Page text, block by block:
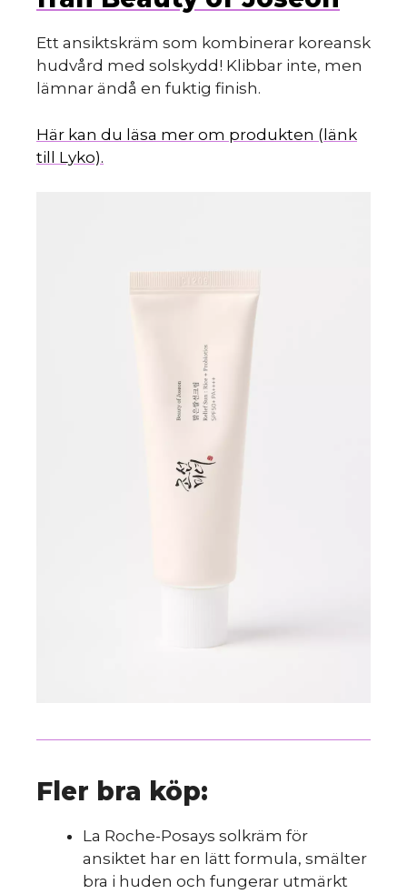
Ett ansiktskräm som kombinerar koreansk
hudvård med solskydd! Klibbar inte, men
lämnar ändå en fuktig finish.
Här kan du läsa mer om produkten (länk
till Lyko).
Fler bra köp:
La Roche-Posays solkräm för
ansiktet har en lätt formula, smälter
bra i huden och fungerar utmärkt